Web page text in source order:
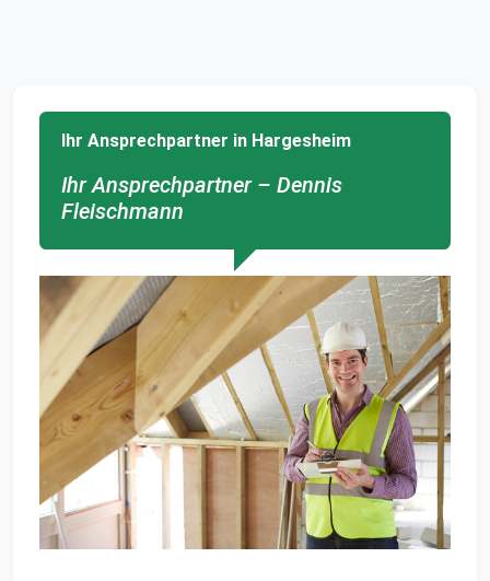
Ihr Ansprechpartner in Hargesheim
Ihr Ansprechpartner – Dennis
Fleischmann